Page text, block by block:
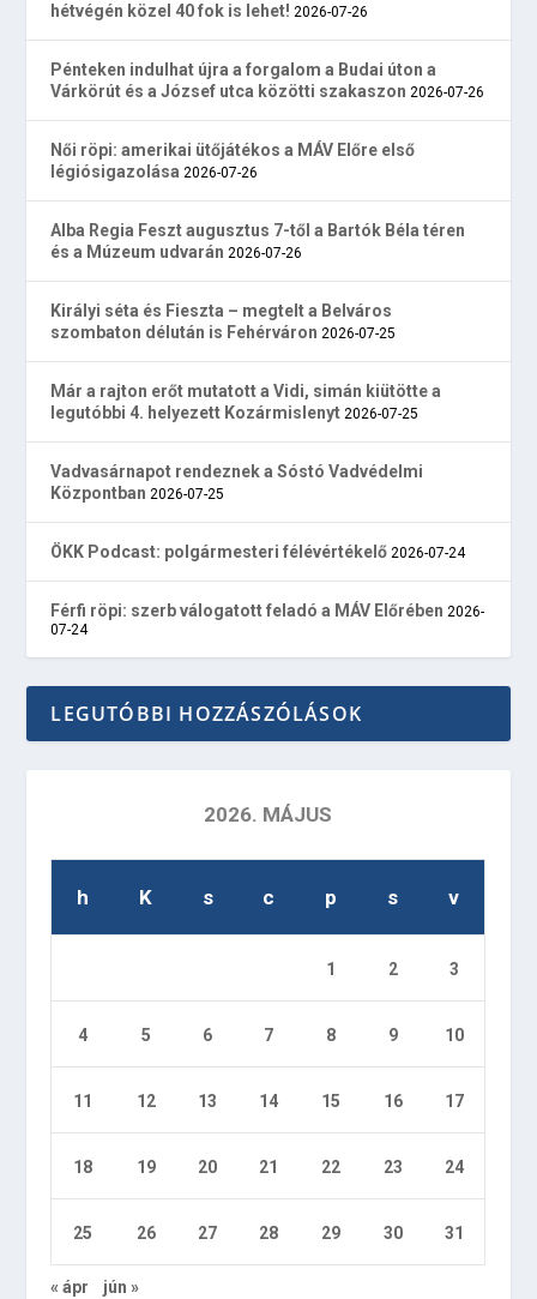
hétvégén közel 40 fok is lehet! 2026-07-26
Pénteken indulhat újra a forgalom a Budai úton a
Várkörút és a József utca közötti szakaszon 2026-07-26
Női röpi: amerikai ütőjátékos a MÁV Előre első
légiósigazolása 2026-07-26
Alba Regia Feszt augusztus 7-től a Bartók Béla téren
és a Múzeum udvarán 2026-07-26
Királyi séta és Fieszta – megtelt a Belváros
szombaton délután is Fehérváron 2026-07-25
Már a rajton erőt mutatott a Vidi, simán kiütötte a
legutóbbi 4. helyezett Kozármislenyt 2026-07-25
Vadvasárnapot rendeznek a Sóstó Vadvédelmi
Központban 2026-07-25
ÖKK Podcast: polgármesteri félévértékelő 2026-07-24
Férfi röpi: szerb válogatott feladó a MÁV Előrében 2026-
07-24
LEGUTÓBBI HOZZÁSZÓLÁSOK
2026. MÁJUS
h K s c p s v
1 2 3
4 5 6 7 8 9 10
11 12 13 14 15 16 17
18 19 20 21 22 23 24
25 26 27 28 29 30 31
« ápr jún »